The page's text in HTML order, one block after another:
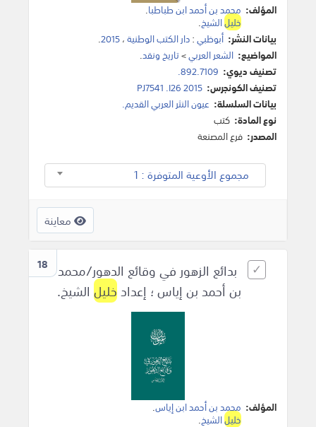
المؤلف: محمد بن أحمد ابن طباطبا.
خليلالشيخ.
بيانات النشر: أبوظبي:دار الكتب الوطنية،2015
.
المواضيع: الشعر العربي>تاريخ ونقد.
تصنيف ديوي: 892.7109.
تصنيف الكونجرس: PJ7541 .I26 2015
بيانات السلسلة: عيون النثر العربي القديم.
نوع المادة: كتب
المصدر: فرع المصنعة
مجموع الأوعية المتوفرة : 1
معاينة
18 بدائع الزهور في وقائع الدهور/محمد
بن أحمد بن إياس ؛ إعدادخليل الشيخ.
المؤلف: محمد بن أحمد ابن إياس.
خليلالشيخ.